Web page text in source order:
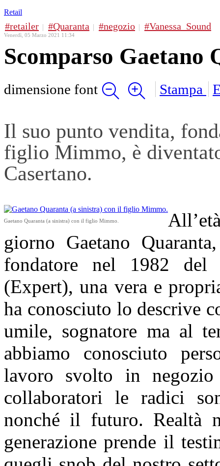
Retail
retailer Quaranta negozio Vanessa_Sound
Venerdì, 05 Marzo 2021 11:34
Scomparso Gaetano
dimensione font Stampa
Il suo punto vendita,
figlio Mimmo, è
Casertano.
Gaetano Quaranta (a sinistra) con il figlio Mimmo.
giorno Gaetano
fondatore nel 1982 del
(Expert), una vera e
ha conosciuto lo descrive
umile, sognatore ma al
abbiamo conosciuto
lavoro svolto in
collaboratori le radici
nonché il futuro. Realtà
generazione prende il